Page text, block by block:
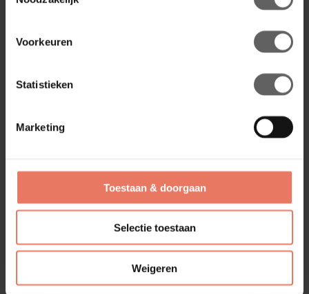
Voorkeuren
Statistieken
Marketing
Toestaan & doorgaan
Selectie toestaan
Weigeren